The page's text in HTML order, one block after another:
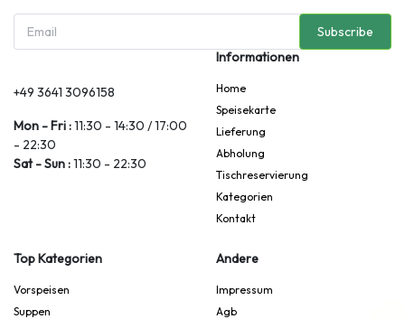
Subscribe
+49 3641 3096158
Mon - Fri :11:30 - 14:30 / 17:00
- 22:30
Sat - Sun :11:30 - 22:30
Informationen
Home
Speisekarte
Lieferung
Abholung
Tischreservierung
Kategorien
Kontakt
Top Kategorien
Vorspeisen
Suppen
Andere
Impressum
Agb